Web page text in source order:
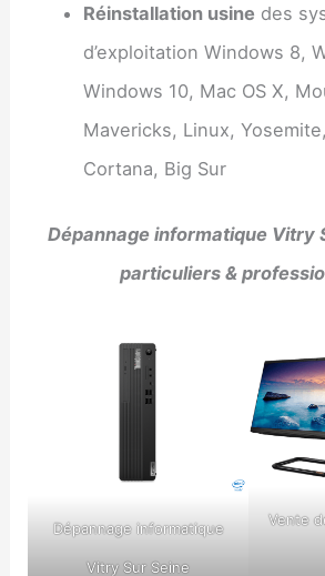
Réinstallation usine des
d’exploitation Windows 8,
Windows 10, Mac OS X,
Mavericks, Linux,
Cortana, Big Sur
Dépannage informatique Vitry
particuliers &
Dépannage informatique
Vitry Sur Seine
Vente